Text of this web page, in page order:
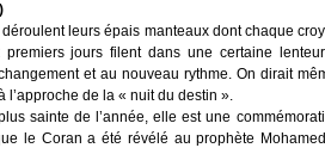
)
leurs épais manteaux dont chaque
jours filent dans une certaine
et au nouveau rythme. On dirait
l’approche de la « nuit du destin ».
sainte de l’année, elle est une
le Coran a été révélé au prophète